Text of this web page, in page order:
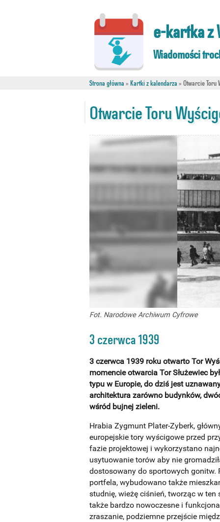
e-kartka z
Wiadomości
Strona główna » Kartki z kalendarza » Otwarcie Toru
Otwarcie Toru
Fot. Narodowe Archiwum Cyfrowe
3 czerwca 1939
3 czerwca 1939 roku otwarto Tor
momencie otwarcia Tor Służewiec
typu w Europie, do dziś jest
architektura zarówno budynków,
wśród bujnej zieleni.
Hrabia Zygmunt Plater-Zyberk,
europejskie tory wyścigowe przed
fazie projektowej i wykorzystano
usytuowanie torów aby nie
dostosowany do sportowych gonitw.
portfela, wybudowano także
studnię, wieżę ciśnień, tworząc w ten
także bardzo nowoczesne i
zraszanie, podziemne przejście